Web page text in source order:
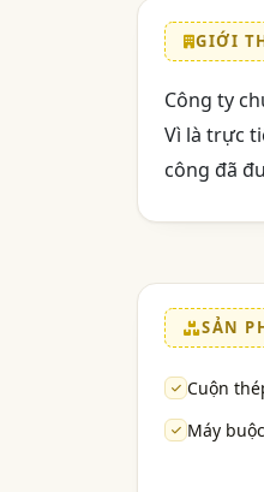
GIỚI
Công ty
Vì là trực
công đã
SẢN
Cuộn
Máy